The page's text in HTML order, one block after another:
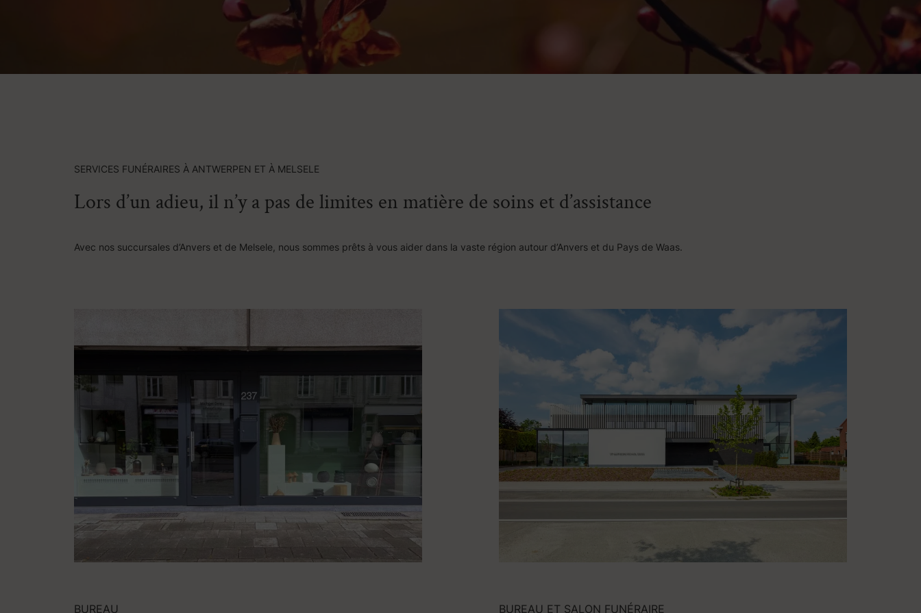
SERVICES FUNÉRAIRES À ANTWERPEN ET À MELSELE
Lors d’un adieu, il n’y a pas de limites en matière de soins et d’assistance
Avec nos succursales d’Anvers et de Melsele, nous sommes prêts à vous aider dans la vaste région autour d’Anvers et du Pays de Waas.
BUREAU BUREAU ET SALON FUNÉRAIRE